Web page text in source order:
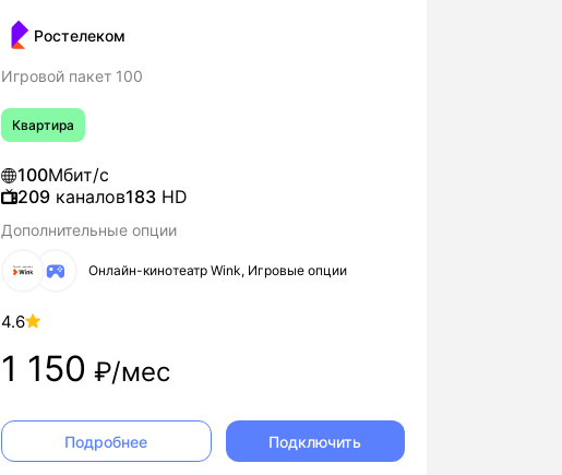
Ростелеком
Игровой пакет 100
Квартира
100Мбит/с
209 каналов183 HD
Дополнительные опции
Онлайн-кинотеатр Wink, Игровые опции
4.6
1 150 ₽/мес
Подробнее Подключить